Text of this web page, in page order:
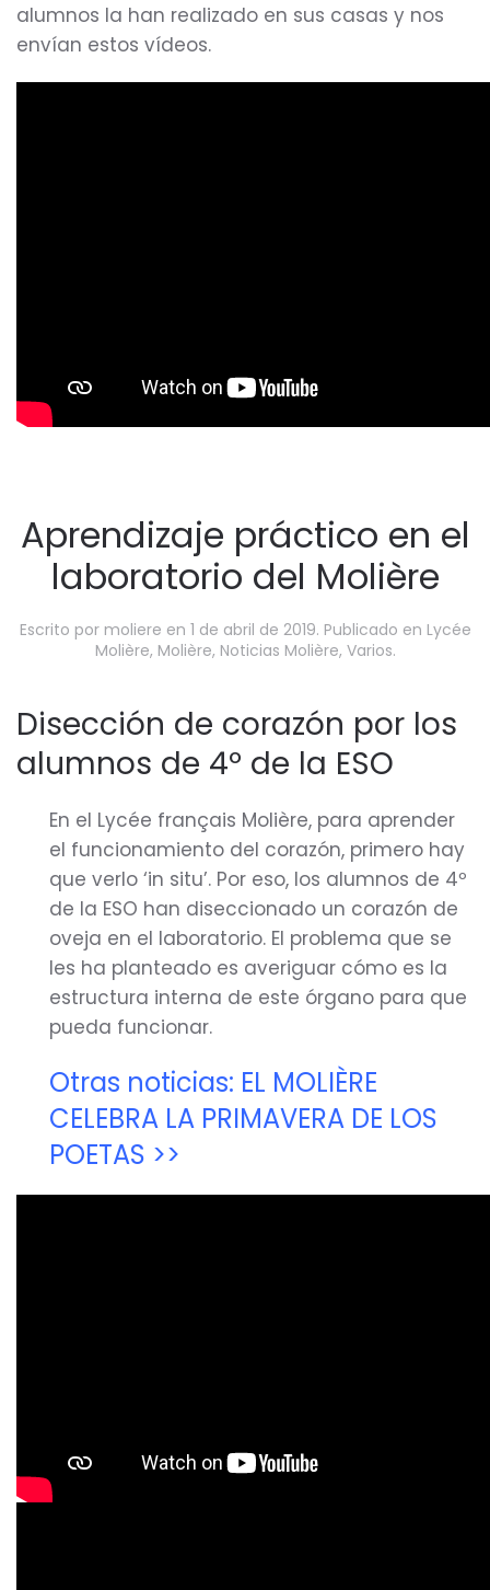
alumnos la han realizado en sus casas y nos
envían estos vídeos.
Aprendizaje práctico en el
laboratorio del Molière
Escrito por moliere en 1 de abril de 2019. Publicado en Lycée
Molière, Molière, Noticias Molière, Varios.
Disección de corazón por los
alumnos de 4º de la ESO
En el Lycée français Molière, para aprender
el funcionamiento del corazón, primero hay
que verlo ‘in situ’. Por eso, los alumnos de 4º
de la ESO han diseccionado un corazón de
oveja en el laboratorio. El problema que se
les ha planteado es averiguar cómo es la
estructura interna de este órgano para que
pueda funcionar.
Otras noticias: EL MOLIÈRE
CELEBRA LA PRIMAVERA DE LOS
POETAS >>